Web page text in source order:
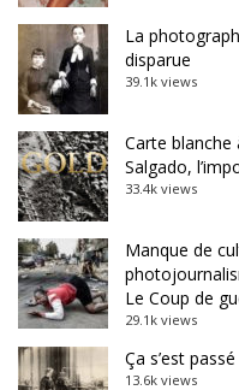
La
disparue
39.1k views
Carte blanche
Salgado,
33.4k views
Manque de
Le Coup de
29.1k views
Ça s’est
13.6k views